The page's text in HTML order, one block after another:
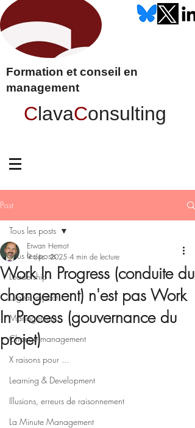
Formation et conseil en
management
ClavaConsulting
Post
Tous les posts
Leadership
Digital impact
Management
Change management
X raisons pour ...
Learning & Development
Illusions, erreurs de raisonnement
La Minute Management
Tous les posts
Work In Progress (conduite du
changement) n'est pas Work
In Process (gouvernance du
projet)
Erwan Hernot
9 déc. 2025 4 min de lecture